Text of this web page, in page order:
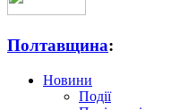
Полтавщина:
Новини
Події